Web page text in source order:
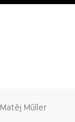
Matěj Műller